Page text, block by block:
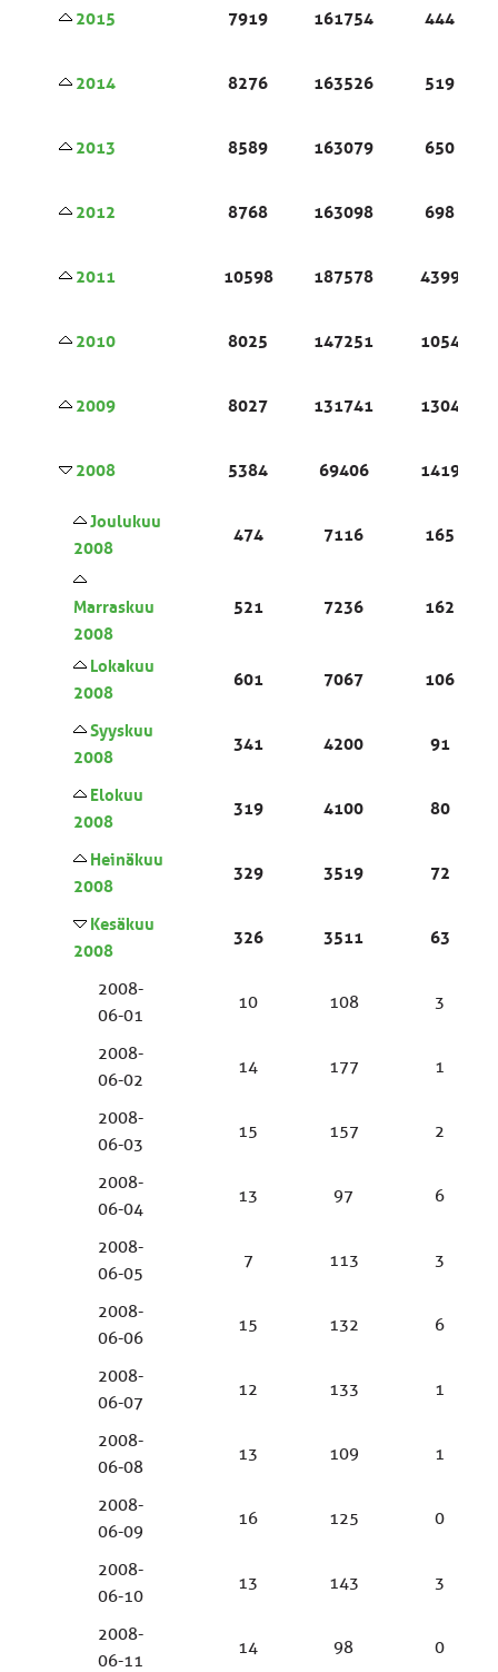
2015 7919 161754 444
2014 8276 163526 519
2013 8589 163079 650
2012 8768 163098 698
2011 10598 187578 4399
2010 8025 147251 1054
2009 8027 131741 1304
2008 5384 69406 1419
Joulukuu
2008
474 7116 165
Marraskuu
2008
521 7236 162
Lokakuu
2008
601 7067 106
Syyskuu
2008
341 4200 91
Elokuu
2008
319 4100 80
Heinäkuu
2008
329 3519 72
Kesäkuu
2008
326 3511 63
2008-
06-01
10 108 3
2008-
06-02
14 177 1
2008-
06-03
15 157 2
2008-
06-04
13 97 6
2008-
06-05
7 113 3
2008-
06-06
15 132 6
2008-
06-07
12 133 1
2008-
06-08
13 109 1
2008-
06-09
16 125 0
2008-
06-10
13 143 3
2008-
06-11
14 98 0